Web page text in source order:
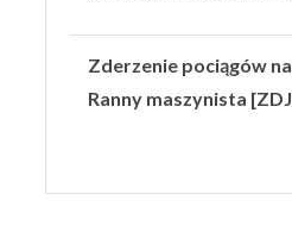
Zderzenie pociągów na
Ranny maszynista